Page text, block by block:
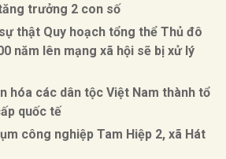
trưởng 2 con số
thật Quy hoạch tổng thể Thủ đô
năm lên mạng xã hội sẽ bị xử lý
hóa các dân tộc Việt Nam thành tổ
quốc tế
công nghiệp Tam Hiệp 2, xã Hát